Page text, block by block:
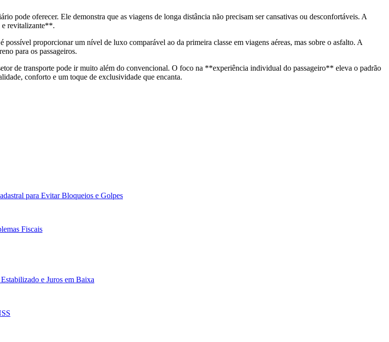
pode oferecer. Ele demonstra que as viagens de longa distância não precisam ser cansativas ou desconfortáveis. A
e revitalizante**.
proporcionar um nível de luxo comparável ao da primeira classe em viagens aéreas, mas sobre o asfalto. A
para os passageiros.
de transporte pode ir muito além do convencional. O foco na **experiência individual do passageiro** eleva o padrão
conforto e um toque de exclusividade que encanta.
para Evitar Bloqueios e Golpes
Fiscais
e Juros em Baixa